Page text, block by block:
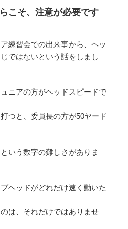
こそ、注意が必要です
練習会での出来事から、ヘッ
ではないという話をしまし
ニアの方がヘッドスピードで
つと、委員長の方が50ヤード
いう数字の難しさがありま
ヘッドがどれだけ速く動いた
は、それだけではありませ